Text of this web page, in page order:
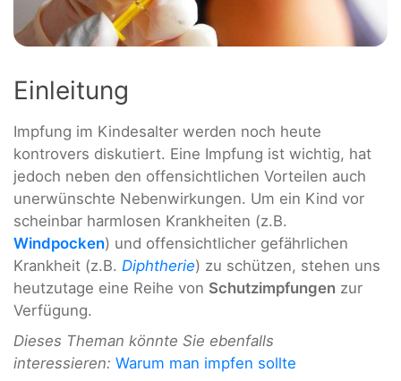
Einleitung
Impfung im Kindesalter werden noch heute
kontrovers diskutiert. Eine Impfung ist wichtig, hat
jedoch neben den offensichtlichen Vorteilen auch
unerwünschte Nebenwirkungen. Um ein Kind vor
scheinbar harmlosen Krankheiten (z.B.
Windpocken) und offensichtlicher gefährlichen
Krankheit (z.B. Diphtherie) zu schützen, stehen uns
heutzutage eine Reihe von Schutzimpfungen zur
Verfügung.
Dieses Theman könnte Sie ebenfalls
interessieren: Warum man impfen sollte